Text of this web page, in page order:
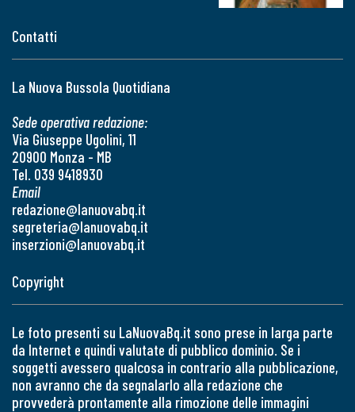
Contatti
La Nuova Bussola Quotidiana
Sede operativa redazione:
Via Giuseppe Ugolini, 11
20900 Monza - MB
Tel. 039 9418930
Email
redazione@lanuovabq.it
segreteria@lanuovabq.it
inserzioni@lanuovabq.it
Copyright
Le foto presenti su LaNuovaBq.it sono prese in larga parte
da Internet e quindi valutate di pubblico dominio. Se i
soggetti avessero qualcosa in contrario alla pubblicazione,
non avranno che da segnalarlo alla redazione che
provvederà prontamente alla rimozione delle immagini